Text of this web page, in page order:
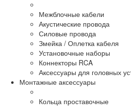
Межблочные кабели
Акустические провода
Силовые провода
Змейка / Оплетка кабеля
Установочные наборы
Коннекторы RCA
Аксессуары для головных
Монтажные аксессуары
Кольца проставочные